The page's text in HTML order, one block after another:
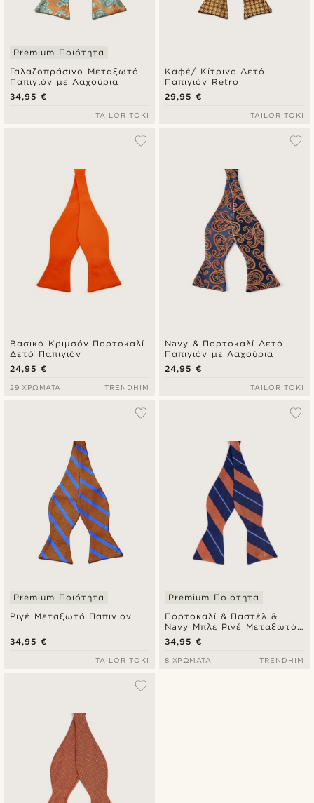
Γαλαζοπράσινο Μεταξωτό
Παπιγιόν με Λαχούρια
Premium Ποιότητα
34,95 €
TAILOR TOKI
Καφέ/ Κίτρινο Δετό
Παπιγιόν Retro
29,95 €
TAILOR TOKI
Βασικό Κριμσόν Πορτοκαλί
Δετό Παπιγιόν
24,95 €
29 ΧΡΏΜΑΤΑ TRENDHIM
Navy & Πορτοκαλί Δετό
Παπιγιόν με Λαχούρια
24,95 €
TAILOR TOKI
Ριγέ Μεταξωτό Παπιγιόν
Premium Ποιότητα
34,95 €
TAILOR TOKI
Πορτοκαλί & Παστέλ &
Navy Μπλε Ριγέ Μεταξωτό
Δετό Παπιγιόν
Premium Ποιότητα
34,95 €
8 ΧΡΏΜΑΤΑ TRENDHIM